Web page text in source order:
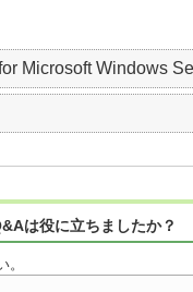
Microsoft Windows
は役に立ちましたか？